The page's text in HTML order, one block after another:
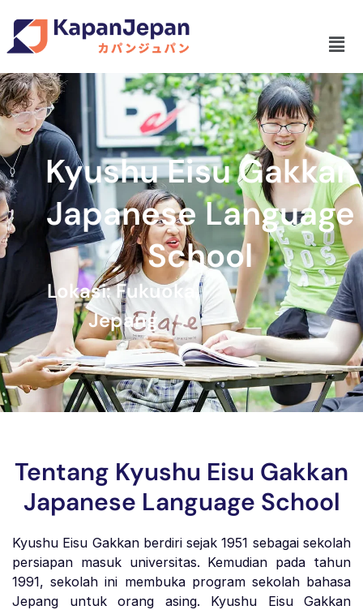
Kyushu Eisu Gakkan
Japanese Language
School
Lokasi: Fukuoka,
Jepang
Tentang Kyushu Eisu Gakkan
Japanese Language School
Kyushu Eisu Gakkan berdiri sejak 1951 sebagai sekolah
persiapan masuk universitas. Kemudian pada tahun
1991, sekolah ini membuka program sekolah bahasa
Jepang untuk orang asing. Kyushu Eisu Gakkan